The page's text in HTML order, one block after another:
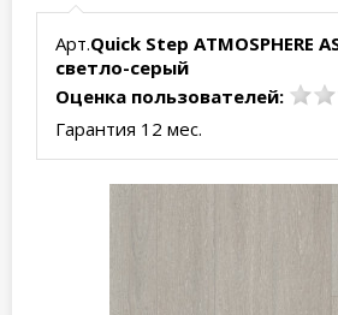
Арт.Quick Step ATMOSPHERE
светло-серый
Оценка пользователей:
Гарантия 12 мес.